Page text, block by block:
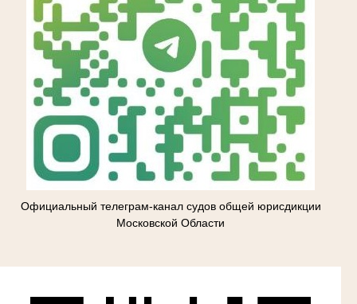
Официальный телеграм-канал судов общей юрисдикции
Московской Области